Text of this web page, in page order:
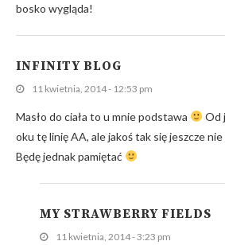
bosko wygląda!
INFINITY BLOG
11 kwietnia, 2014 - 12:53 pm
Masło do ciała to u mnie podstawa
Od
oku tę linię AA, ale jakoś tak się jeszcze nie
Będę jednak pamiętać
MY STRAWBERRY FIELDS
11 kwietnia, 2014 - 3:23 pm